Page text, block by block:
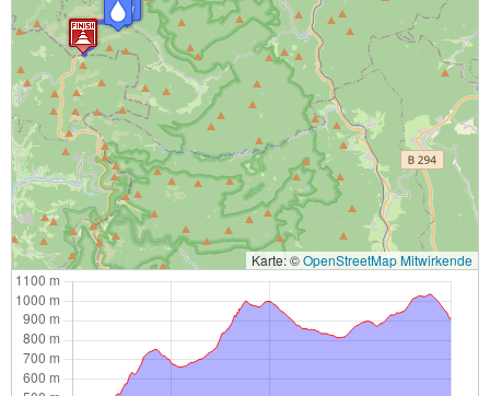
Karte: ©OpenStreetMap Mitwirkende